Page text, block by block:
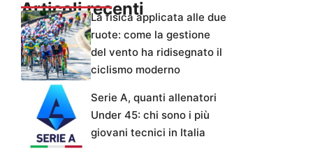
Articoli recentiLa fisica applicata alle due
ruote: come la gestione
del vento ha ridisegnato il
ciclismo moderno
Serie A, quanti allenatori
Under 45: chi sono i più
giovani tecnici in Italia